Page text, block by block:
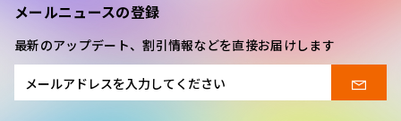
メールニュースの登録
最新のアップデート、割引情報などを直接お届けします